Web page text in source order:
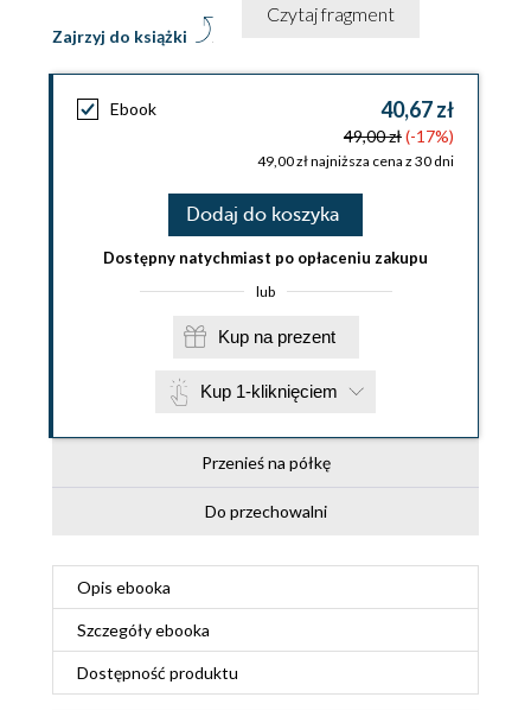
Zajrzyj do książki
Czytaj fragment
Ebook 40,67 zł
49,00 zł(-17%)
49,00 zł najniższa cena z 30 dni
Dodaj do koszyka
Dostępny natychmiast po opłaceniu zakupu
lub
Kup na prezent
Kup 1-kliknięciem
Przenieś na półkę
Do przechowalni
Opis ebooka
Szczegółyebooka
Dostępność produktu